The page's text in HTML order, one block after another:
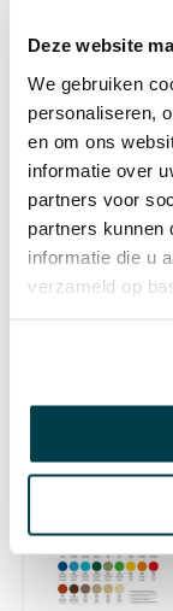
Deze website
We gebruiken
personaliseren,
en om ons
informatie over
partners voor
partners kunnen
informatie die u
verzameld op
Speciaal
zacht) -
19273002
Preorder
ANDEREN